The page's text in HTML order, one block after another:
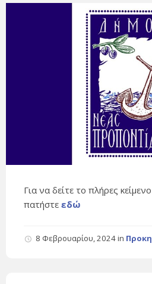
Για να δείτε το πλήρες
πατήστε εδώ
8 Φεβρουαρίου, 2024in